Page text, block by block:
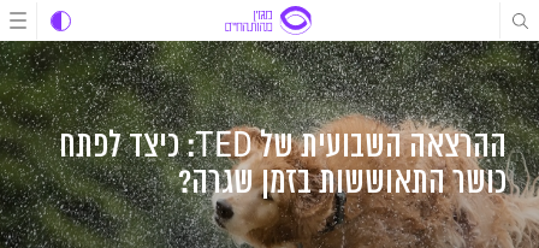
דלג
לתוכן
דלג
לתוכן
דלג
לניווט
ההרצאה השבועית של TED: כיצד לפתח
כושר התאוששות בזמן שגרה?